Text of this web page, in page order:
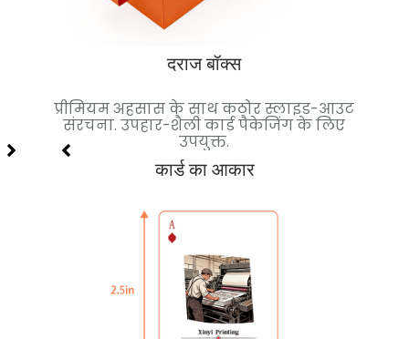
दराज बॉक्स
प्रीमियम अहसास के साथ कठोर स्लाइड-आउट
संरचना. उपहार-शैली कार्ड पैकेजिंग के लिए
उपयुक्त.
कार्ड का आकार